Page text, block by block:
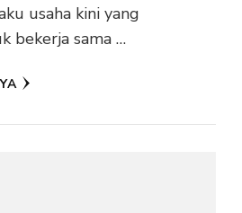
usaha kini yang
bekerja sama …